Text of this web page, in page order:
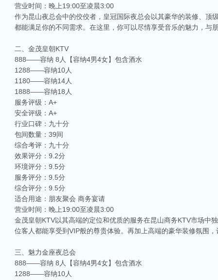
营业时间：晚上19:00至凌晨3:00
作为昆山夜总会中的佼佼者，皇冠国际夜总会以其豪华的装修、
都能满足你的不同需求。在这里，你可以尽情享受音乐的魅力，与
二、金茂皇朝KTV
888——容纳 8人【容纳4男4女】包含酒水
1288——容纳10人
1180——容纳14人
1888——容纳18人
服务评级：A+
安全评级：A+
行业口碑：九十分
包间数量：39间
综合考评：九十分
效果评分：9.2分
环境评分：9.5分
服务评分：9.5分
综合评分：9.5分
适合用途：朋友聚会 商务宴请
营业时间：晚上19:00至凌晨3:00
金茂皇朝KTV以其高端的定位和优质的服务在昆山商务KTV市场中
位客人都能享受到VIP般的尊贵体验。再加上高端的豪华装修氛围
三、魅力金座夜总会
888——容纳 8人【容纳4男4女】包含酒水
1288——容纳10人